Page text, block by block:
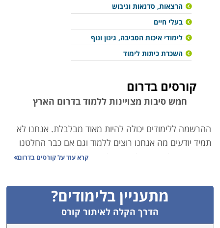
הרצאות, סדנאות וגיבוש
בעלי חיים
לימודי איכות הסביבה, גינון ונוף
השכרת כיתות לימוד
קורסים בדרום
חמש סיבות מצויינות ללמוד בדרום הארץ
ההרשמה ללימודים יכולה להיות מאוד מבלבלת. אנחנו לא
תמיד יודעים מה אנחנו רוצים ללמוד וגם אם כבר החלטנו
מה מתאים לנו, אז עולה השאלה היכן ללמוד, שהרי
להקל לכם על החיים, קבלו את כל הסיבות ללמוד דווקא
בדרום הארץ.
1. ללמוד רחוק מהבית
קרא עוד עלקורסים בדרום
מתעניין בלימודים?
הדרך הקלה לאיתור קורס